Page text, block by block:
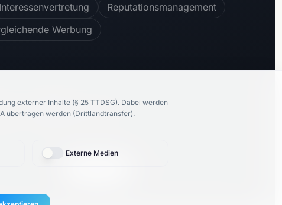
Interessenvertretung
Reputationsmanagement
Werbung
100%empfehlen uns
externer Inhalte (§ 25 TTDSG). Dabei werden
übertragen werden (Drittlandtransfer).
Externe Medien